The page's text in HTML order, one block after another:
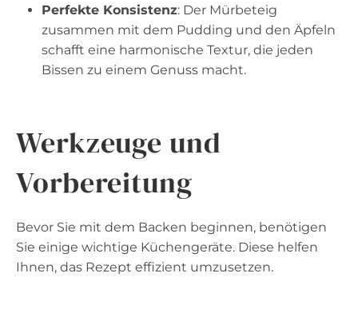
Perfekte Konsistenz: Der Mürbeteig
zusammen mit dem Pudding und den Äpfeln
schafft eine harmonische Textur, die jeden
Bissen zu einem Genuss macht.
Werkzeuge und
Vorbereitung
Bevor Sie mit dem Backen beginnen, benötigen
Sie einige wichtige Küchengeräte. Diese helfen
Ihnen, das Rezept effizient umzusetzen.